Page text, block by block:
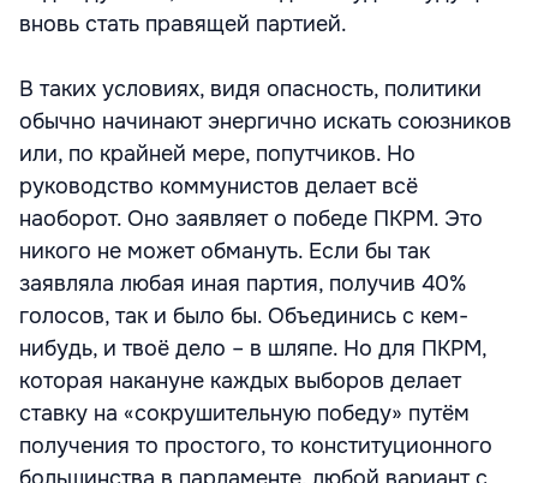
вновь стать правящей партией.
В таких условиях, видя опасность, политики
обычно начинают энергично искать союзников
или, по крайней мере, попутчиков. Но
руководство коммунистов делает всё
наоборот. Оно заявляет о победе ПКРМ. Это
никого не может обмануть. Если бы так
заявляла любая иная партия, получив 40%
голосов, так и было бы. Объединись с кем-
нибудь, и твоё дело – в шляпе. Но для ПКРМ,
которая накануне каждых выборов делает
ставку на «сокрушительную победу» путём
получения то простого, то конституционного
большинства в парламенте, любой вариант с